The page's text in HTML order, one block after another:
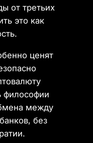
от третьих
это как
ценят
философии
между
без